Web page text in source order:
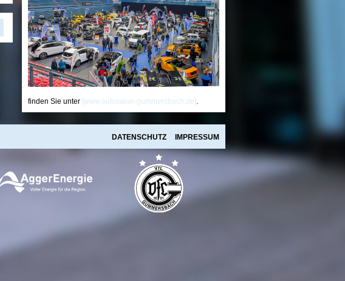
finden Sie unter [www.autosalon-gummersbach.de]
DATENSCHUTZ IMPRESSUM